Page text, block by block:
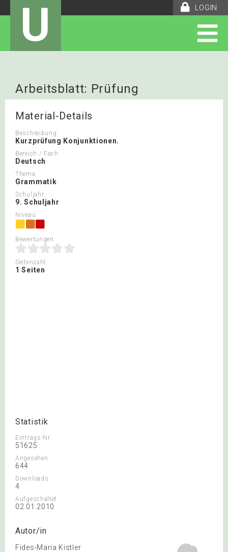
LOGIN
U
Arbeitsblatt: Prüfung
Konjunktionen
Material-Details
Beschreibung
Kurzprüfung Konjunktionen.
Bereich / Fach
Deutsch
Thema
Grammatik
Schuljahr
9. Schuljahr
Niveau
Bewertungen
Seitenzahl
1 Seiten
Statistik
Eintrags-Nr.
51625
Angesehen
644
Downloads
4
Aufgeschaltet
02.01.2010
Autor/in
Fides-Maria Kistler